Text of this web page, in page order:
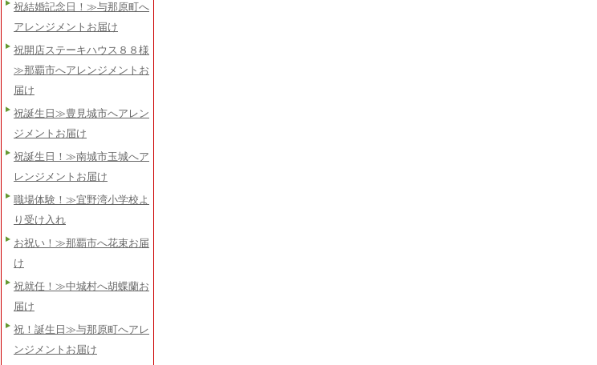
祝結婚記念日！≫与那原町へ
アレンジメントお届け
祝開店ステーキハウス８８様
≫那覇市へアレンジメントお
届け
祝誕生日≫豊見城市へアレン
ジメントお届け
祝誕生日！≫南城市玉城へア
レンジメントお届け
職場体験！≫宜野湾小学校よ
り受け入れ
お祝い！≫那覇市へ花束お届
け
祝就任！≫中城村へ胡蝶蘭お
届け
祝！誕生日≫与那原町へアレ
ンジメントお届け